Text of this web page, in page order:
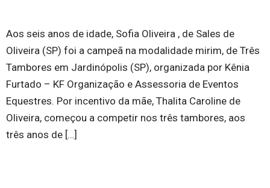
Aos seis anos de idade, Sofia Oliveira , de Sales de
Oliveira (SP) foi a campeã na modalidade mirim, de Três
Tambores em Jardinópolis (SP), organizada por Kênia
Furtado – KF Organização e Assessoria de Eventos
Equestres. Por incentivo da mãe, Thalita Caroline de
Oliveira, começou a competir nos três tambores, aos
três anos de […]